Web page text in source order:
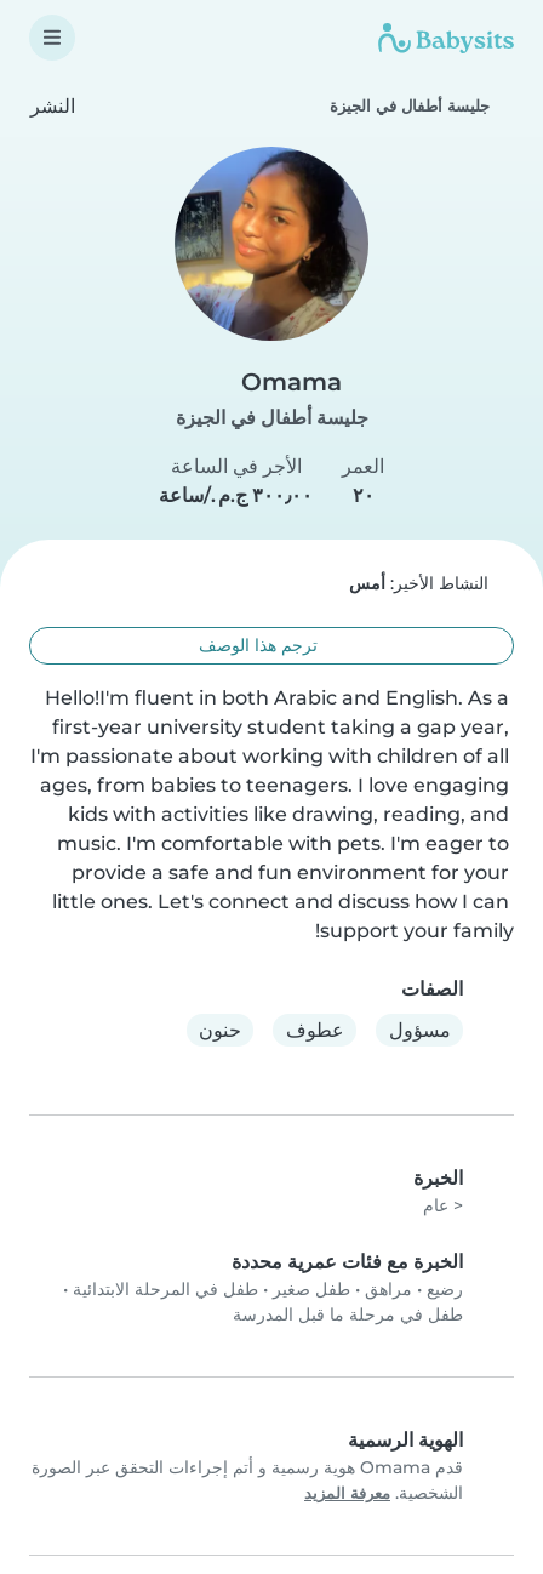
جليسة أطفال في الجيزة النشر
Omama
جليسة أطفال في الجيزة
العمر
٢٠
الأجر في الساعة
النشاط الأخير:أمس
ترجم هذا الوصف
Hello!I'm fluent in both Arabic and English. As a
first-year university student taking a gap year,
I'm passionate about working with children of all
ages, from babies to teenagers. I love engaging
kids with activities like drawing, reading, and
music. I'm comfortable with pets. I'm eager to
provide a safe and fun environment for your
little ones. Let's connect and discuss how I can
support your family!
الصفات
مسؤول
عطوف حنون
الخبرة
< عام
الخبرة مع فئات عمرية محددة
رضيع • مراهق • طفل صغير • طفل في المرحلة الابتدائية •
طفل في مرحلة ما قبل المدرسة
الهوية الرسمية
قدم Omama هوية رسمية و أتم إجراءات التحقق عبر الصورة
الشخصية. معرفة المزيد